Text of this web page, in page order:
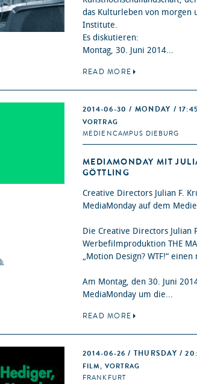
das Kulturleben von morgen
Institute.
Es diskutieren:
Montag, 30. Juni 2014...
READ MORE
2014-06-30 / MONDAY /
VORTRAG
MEDIENCAMPUS DIEBURG
MEDIAMONDAY MIT
GÖTTLING
Creative Directors Julian F.
MediaMonday auf dem
Die Creative Directors Julian
Werbefilmproduktion THE
„Motion Design? WTF!“
Am Montag, den 30. Juni
MediaMonday um die...
READ MORE
2014-06-26 / THURSDAY /
FILM, VORTRAG
FRANKFURT